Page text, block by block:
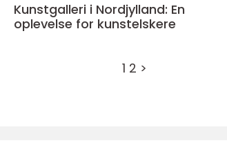
Kunstgalleri i Nordjylland: En
oplevelse for kunstelskere
1 2 >